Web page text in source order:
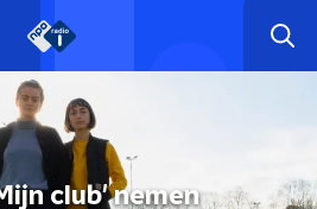
club' nemen